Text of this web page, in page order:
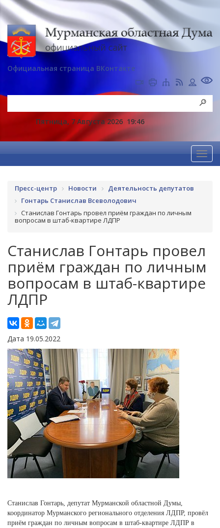
Официальная страница ВКонтакте
Пятница, 7 Августа 2026 19:46
Пресс-центр Новости
Деятельность депутатов
Гонтарь Станислав Всеволодович
Станислав Гонтарь провел приём граждан по личным
вопросам в штаб-квартире ЛДПР
Станислав Гонтарь провел
приём граждан по личным
вопросам в штаб-квартире
ЛДПР
Дата 19.05.2022
Станислав Гонтарь, депутат Мурманской областной Думы,
координатор Мурманского регионального отделения ЛДПР, провёл
приём граждан по личным вопросам в штаб-квартире ЛДПР в